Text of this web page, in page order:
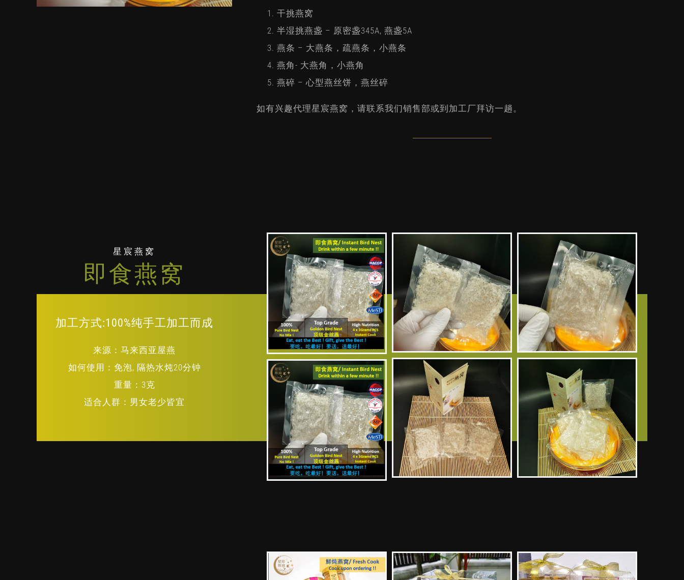
干挑燕窝
半湿挑燕盏 – 原密盏345A, 燕盏5A
燕条 – 大燕条，疏燕条，小燕条
燕角- 大燕角，小燕角
燕碎 – 心型燕丝饼，燕丝碎
如有兴趣代理星宸燕窝，请联系我们销售部或到加工厂拜访一趟。
星宸燕窝
即食燕窝
加工方式:100%纯手工加工而成
来源：马来西亚屋燕
如何使用：免泡, 隔热水炖20分钟
重量：3克
适合人群：男女老少皆宜